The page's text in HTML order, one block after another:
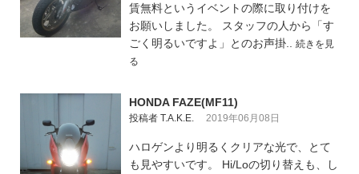
賃無料というイベントの際に取り付けを
お願いしました。 スタッフの人から「す
ごく明るいですよ」とのお声掛.. 続きを見
る
HONDA FAZE(MF11)
投稿者 T.A.K.E. 2019年06月08日
ハロゲンより明るくクリアな光で、とて
も見やすいです。 Hi/Loの切り替えも、し